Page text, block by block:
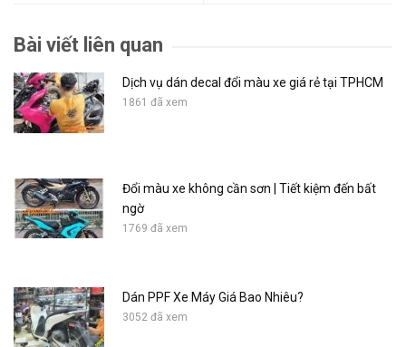
Bài viết liên quan
Dịch vụ dán decal đổi màu xe giá rẻ tại TPHCM
1861 đã xem
Đổi màu xe không cần sơn | Tiết kiệm đến bất
ngờ
1769 đã xem
Dán PPF Xe Máy Giá Bao Nhiêu?
3052 đã xem